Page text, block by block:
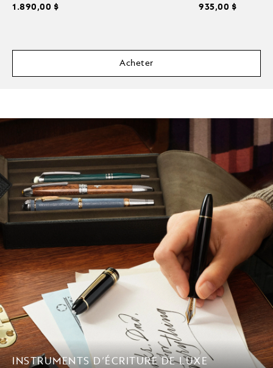
1.890,00 $ 935,00 $
Acheter
INSTRUMENTS D’ÉCRITURE DE LUXE